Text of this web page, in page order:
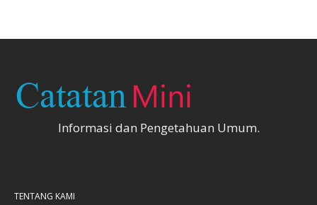
Informasi dan Pengetahuan Umum.
TENTANG KAMI